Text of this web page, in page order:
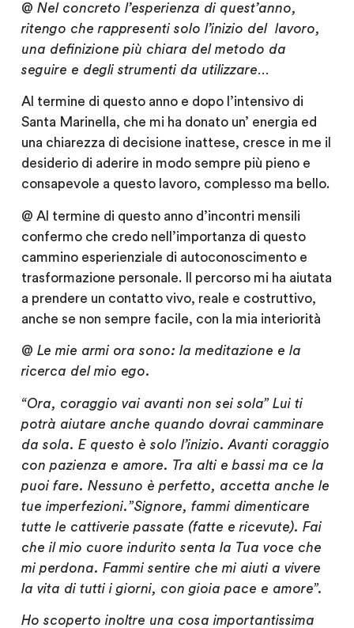
@ Nel concreto l’esperienza di quest’anno,
ritengo che rappresenti solo l’inizio del lavoro,
una definizione più chiara del metodo da
seguire e degli strumenti da utilizzare…
Al termine di questo anno e dopo l’intensivo di
Santa Marinella, che mi ha donato un’ energia ed
una chiarezza di decisione inattese, cresce in me il
desiderio di aderire in modo sempre più pieno e
consapevole a questo lavoro, complesso ma bello.
@ Al termine di questo anno d’incontri mensili
confermo che credo nell’importanza di questo
cammino esperienziale di autoconoscimento e
trasformazione personale. Il percorso mi ha aiutata
a prendere un contatto vivo, reale e costruttivo,
anche se non sempre facile, con la mia interiorità
@ Le mie armi ora sono: la meditazione e la
ricerca del mio ego.
“Ora, coraggio vai avanti non sei sola” Lui ti
potrà aiutare anche quando dovrai camminare
da sola. E questo è solo l’inizio. Avanti coraggio
con pazienza e amore. Tra alti e bassi ma ce la
puoi fare. Nessuno è perfetto, accetta anche le
tue imperfezioni.”Signore, fammi dimenticare
tutte le cattiverie passate (fatte e ricevute). Fai
che il mio cuore indurito senta la Tua voce che
mi perdona. Fammi sentire che mi aiuti a vivere
la vita di tutti i giorni, con gioia pace e amore”.
Ho scoperto inoltre una cosa importantissima